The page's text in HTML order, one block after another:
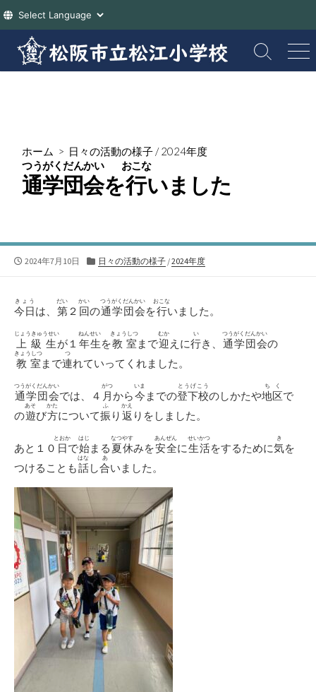
テ
検
索
メ
ニ
ホーム > 日々の活動の様子 /2024年度
通学団会
つうがくだんかい
を行
おこな
いました
公
2024年7月10日
カ
リ
ー
日々の活動の様子/2024年度
今日
きょう
は、 第
だい
２ 回
かい
の通学団会
つうがくだんかい
を行
おこな
いました。
上級生
じょうきゅうせい
が１ 年生
ねんせい
を教室
きょうしつ
まで迎
むか
えに行
い
き、 通学団会
つうがくだんかい
の
教室
きょうしつ
まで連
つ
れていってくれました。
通学団会
つうがくだんかい
では、４ 月
がつ
から今
いま
までの登下校
とうげこう
のしかたや地区
ちく
で
の遊
あそ
び方
かた
について振
ふ
り 返
かえ
りをしました。
あと１０ 日
とおか
で始
はじ
まる 夏休
なつやす
みを安全
あんぜん
に生活
せいかつ
をするために気
き
を
つけることも話
はな
し合
あ
いました。